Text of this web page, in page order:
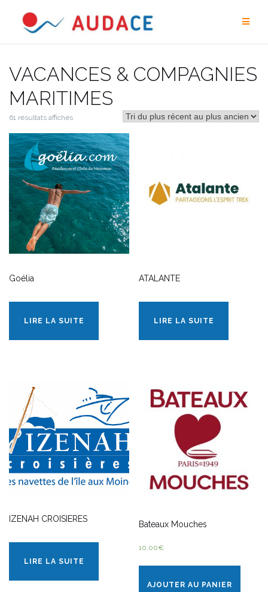
contenu
VACANCES & COMPAGNIES
MARITIMES
61 résultats affichés
Goélia
LIRE LA SUITE
ATALANTE
LIRE LA SUITE
IZENAH CROISIERES
LIRE LA SUITE
Bateaux Mouches
10,00€
AJOUTER AU PANIER